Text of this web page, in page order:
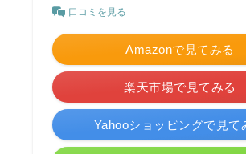
口コミを見る
Amazonで見てみる
楽天市場で見てみる
Yahooショッピングで見て